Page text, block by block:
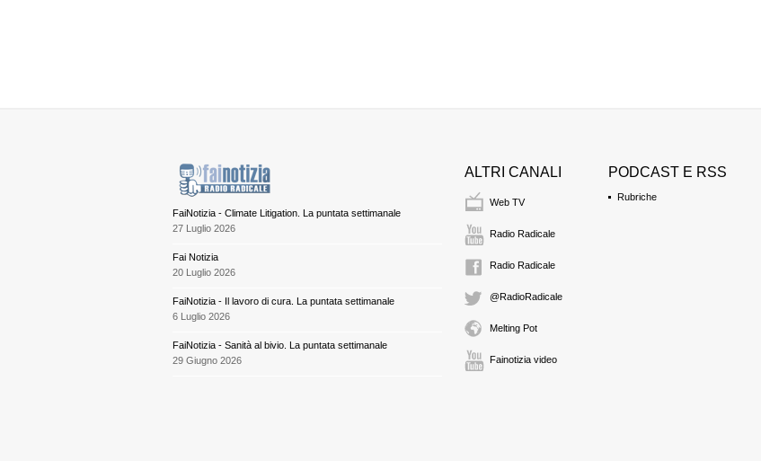
FaiNotizia - Climate Litigation. La puntata settimanale
27 Luglio 2026
Fai Notizia
20 Luglio 2026
FaiNotizia - Il lavoro di cura. La puntata settimanale
6 Luglio 2026
FaiNotizia - Sanità al bivio. La puntata settimanale
29 Giugno 2026
ALTRI CANALI
Web TV
Radio Radicale
Radio Radicale
@RadioRadicale
Melting Pot
Fainotizia video
PODCAST E RSS
Rubriche